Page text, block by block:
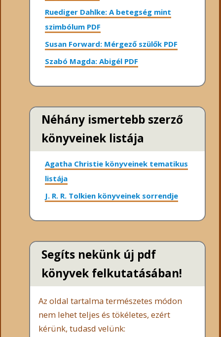
Ruediger Dahlke: A betegség mint
szimbólum PDF
Susan Forward: Mérgező szülők PDF
Szabó Magda: Abigél PDF
Néhány ismertebb szerző
könyveinek listája
Agatha Christie könyveinek tematikus
listája
J. R. R. Tolkien könyveinek sorrendje
Segíts nekünk új pdf
könyvek felkutatásában!
Az oldal tartalma természetes módon
nem lehet teljes és tökéletes, ezért
kérünk, tudasd velünk: